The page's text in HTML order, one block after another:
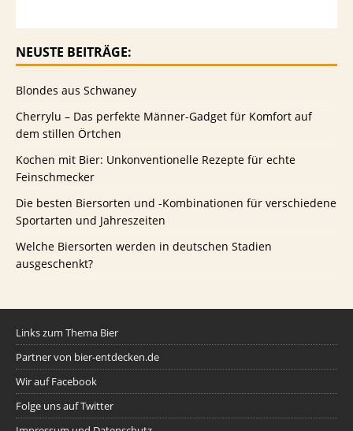
NEUSTE BEITRÄGE:
Blondes aus Schwaney
Cherrylu – Das perfekte Männer-Gadget für Komfort auf
dem stillen Örtchen
Kochen mit Bier: Unkonventionelle Rezepte für echte
Feinschmecker
Die besten Biersorten und -Kombinationen für verschiedene
Sportarten und Jahreszeiten
Welche Biersorten werden in deutschen Stadien
ausgeschenkt?
Links zum Thema Bier
Partner von bier-entdecken.de
Wir auf Facebook
Folge uns auf Twitter